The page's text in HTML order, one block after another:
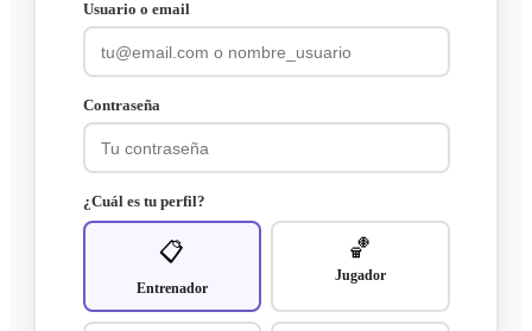
Usuario o email
Contraseña
¿Cuál es tu perfil?
📋
Entrenador
🏀
Jugador